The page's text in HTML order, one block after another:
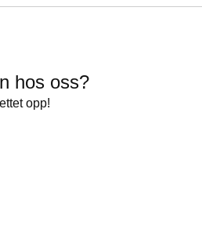
hos oss?
opp!